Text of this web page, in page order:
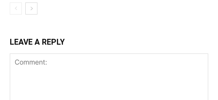
LEAVE A REPLY